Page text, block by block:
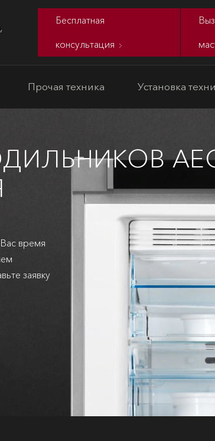
Бесплатная
консультация
Прочая техника Установка
время
заявку